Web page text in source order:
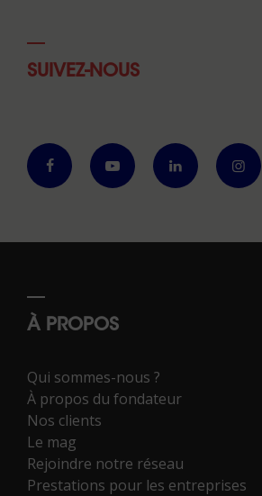
SUIVEZ-NOUS
À PROPOS
Qui sommes-nous ?
À propos du fondateur
Nos clients
Le mag
Rejoindre notre réseau
Prestations pour les entreprises